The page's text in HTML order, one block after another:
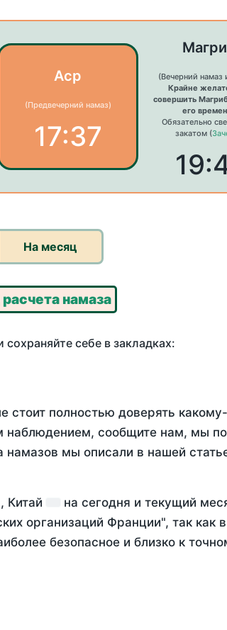
Аср
(Предвечерний намаз)
17:37
(Вечерний намаз
Крайне
совершить
его
Обязательно
закатом (
На месяц
намаза
себе в закладках:
полностью доверять
сообщите нам, мы
мы описали в нашей
Китай на сегодня и текущий
организаций Франции", так
безопасное и близко к